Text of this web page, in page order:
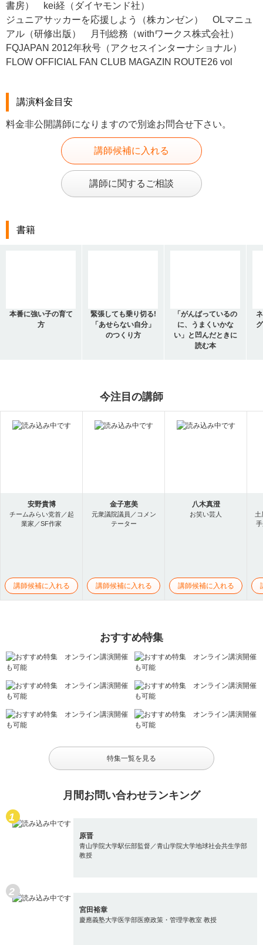
書房） kei経（ダイヤモンド社）
ジュニアサッカーを応援しよう（株カンゼン） OLマニュ
アル（研修出版） 月刊総務（withワークス株式会社）
FQJAPAN 2012年秋号（アクセスインターナショナル）
FLOW OFFICIAL FAN CLUB MAGAZIN ROUTE26 vol
講演料金目安
料金非公開講師になりますので別途お問合せ下さい。
講師候補に入れる
講師に関するご相談
書籍
本番に強い子の育て
方
緊張しても乗り切る!
「あせらない自分」
のつくり方
「がんばっているの
に、うまくいかな
い」と凹んだときに
読む本
今注目の講師
安野貴博
チームみらい党首／起
業家／SF作家
講師候補に入れる
金子恵美
元衆議院議員／コメン
テーター
講師候補に入れる
八木真澄
お笑い芸人
講師候補に入れる
土
おすすめ特集
特集一覧を見る
月間お問い合わせランキング
原晋
青山学院大学駅伝部監督／青山学院大学地球社会共生学部
教授
宮田裕章
慶應義塾大学医学部医療政策・管理学教室 教授